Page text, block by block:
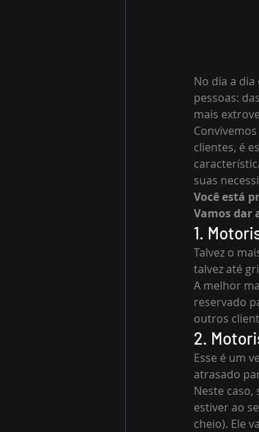
No dia a
pessoas:
mais
clientes, é
suas
Você está
Vamos dar
1.
Talvez o
talvez até
A melhor
reservado
outros
2.
Esse é um
atrasado
Neste caso,
estiver ao
cheio). Ele